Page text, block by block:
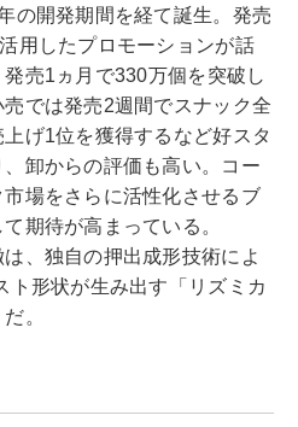
の開発期間を経て誕生。発売
用したプロモーションが話
発売1ヵ月で330万個を突破し
売では発売2週間でスナック全
げ1位を獲得するなど好スタ
、卸からの評価も高い。コー
市場をさらに活性化させるブ
期待が高まっている。
、独自の押出成形技術によ
ト形状が生み出す「リズミカ
。